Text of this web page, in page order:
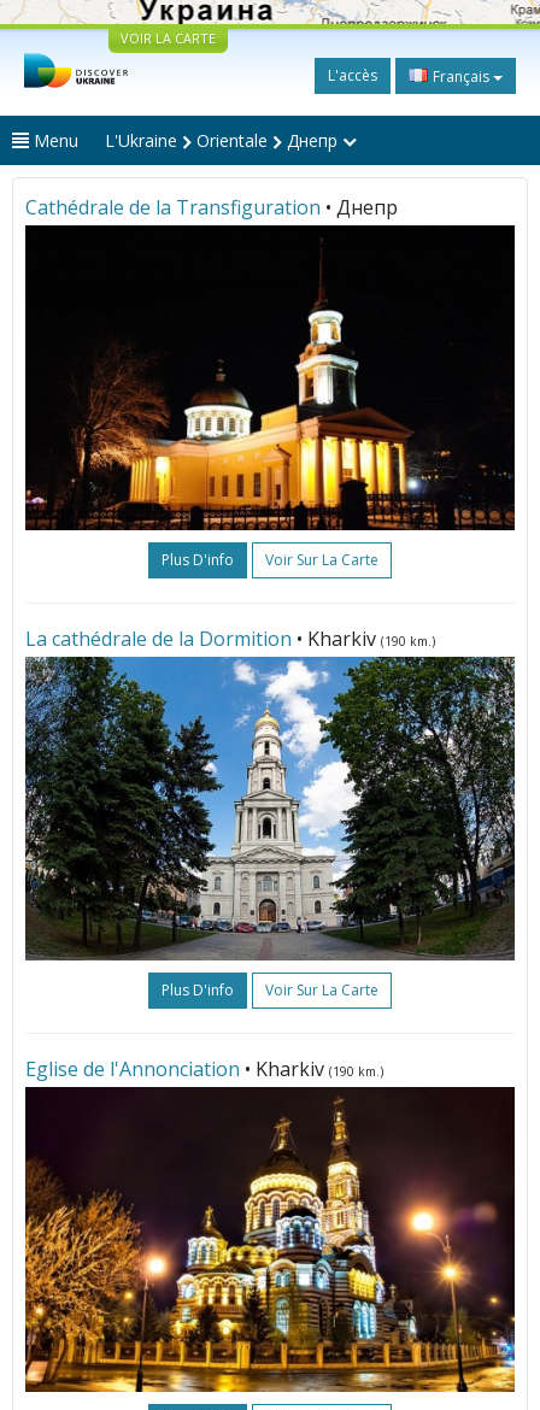
VOIR LA CARTE
L'accès Français
Menu L'Ukraine Orientale Днепр
Cathédrale de la Transfiguration • Днепр
Plus D'info Voir Sur La Carte
La cathédrale de la Dormition • Kharkiv (190 km.)
Plus D'info Voir Sur La Carte
Eglise de l'Annonciation • Kharkiv (190 km.)